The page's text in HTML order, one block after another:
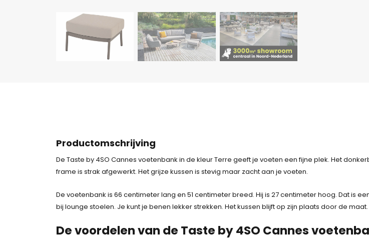
Productomschrijving
De Taste by 4SO Cannes voetenbank in de kleur Terre geeft je voeten een fijne plek. Het
frame is strak afgewerkt. Het grijze kussen is stevig maar zacht aan je voeten.
De voetenbank is 66 centimeter lang en 51 centimeter breed. Hij is 27 centimeter hoog. Dat is
bij lounge stoelen. Je kunt je benen lekker strekken. Het kussen blijft op zijn plaats door de maat.
De voordelen van de Taste by 4SO Cannes